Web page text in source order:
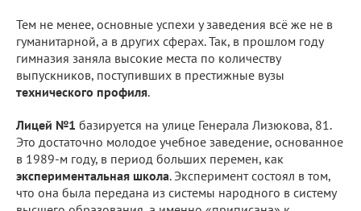
Тем не менее, основные успехи у заведения всё же не в
гуманитарной, а в других сферах. Так, в прошлом году
гимназия заняла высокие места по количеству
выпускников, поступивших в престижные вузы
технического профиля.
Лицей №1 базируется на улице Генерала Лизюкова, 81.
Это достаточно молодое учебное заведение, основанное
в 1989-м году, в период больших перемен, как
экспериментальная школа. Эксперимент состоял в том,
что она была передана из системы народного в систему